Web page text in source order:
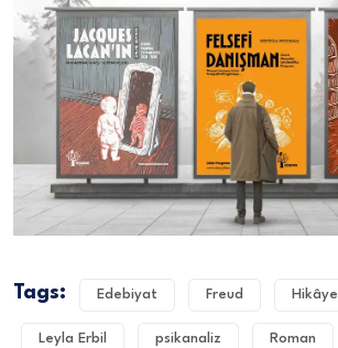
Tags: Edebiyat Freud Hikâye
Leyla Erbil psikanaliz Roman